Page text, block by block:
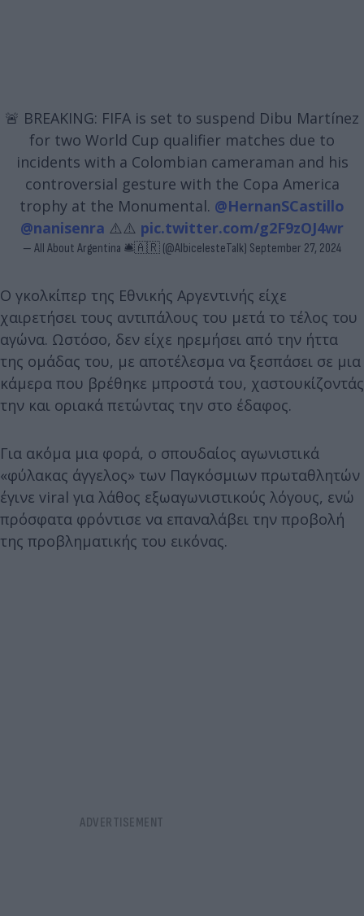
🚨 BREAKING: FIFA is set to suspend Dibu Martínez
for two World Cup qualifier matches due to
incidents with a Colombian cameraman and his
controversial gesture with the Copa America
trophy at the Monumental. @HernanSCastillo
@nanisenra ⚠️⚠️ pic.twitter.com/g2F9zOJ4wr
— All About Argentina 🛎🇦🇷 (@AlbicelesteTalk) September 27, 2024
Ο γκολκίπερ της Εθνικής Αργεντινής είχε
χαιρετήσει τους αντιπάλους του μετά το τέλος του
αγώνα. Ωστόσο, δεν είχε ηρεμήσει από την ήττα
της ομάδας του, με αποτέλεσμα να ξεσπάσει σε μια
κάμερα που βρέθηκε μπροστά του, χαστουκίζοντάς
την και οριακά πετώντας την στο έδαφος.
Για ακόμα μια φορά, ο σπουδαίος αγωνιστικά
«φύλακας άγγελος» των Παγκόσμιων πρωταθλητών
έγινε viral για λάθος εξωαγωνιστικούς λόγους, ενώ
πρόσφατα φρόντισε να επαναλάβει την προβολή
της προβληματικής του εικόνας.